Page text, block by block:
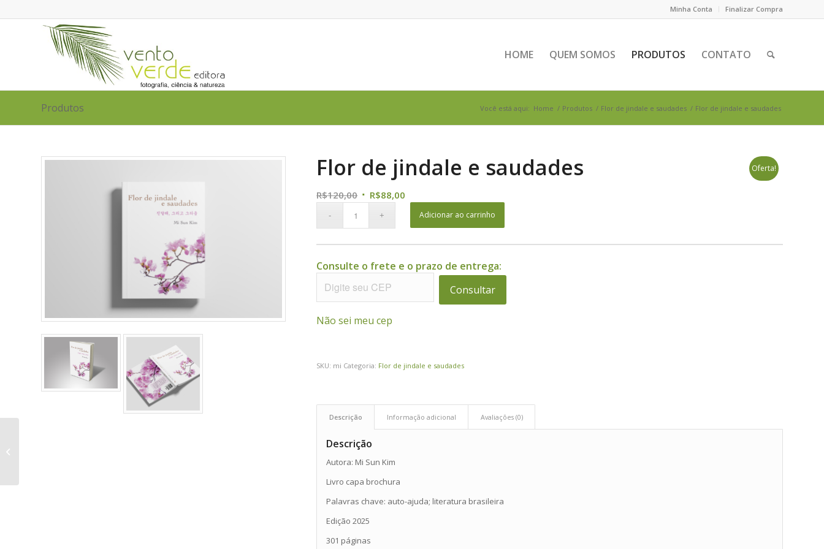
Minha Conta Finalizar Compra
HOME QUEM SOMOS PRODUTOS CONTATO
Produtos Você está aqui: Home / Produtos / Flor de jindale e saudades / Flor de jindale e saudades
Oferta!
Flor de jindale e saudades
R$120,00 O R$88,00
preço
atual
Adicionar ao carrinho
Consulte o frete e o prazo de entrega:
Consultar
Não sei meu cep
SKU: mi Categoria: Flor de jindale e saudades
Descrição Informação adicional Avaliações (0)
Descrição
Autora: Mi Sun Kim
Livro capa brochura
Palavras chave: auto-ajuda; literatura brasileira
Edição 2025
301 páginas